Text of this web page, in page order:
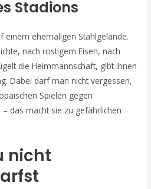
Stadions
einem ehemaligen Stahlgelände.
nach rostigem Eisen, nach
die Heimmannschaft, gibt ihnen
Dabei darf man nicht vergessen,
Spielen gegen
das macht sie zu gefährlichen
nicht